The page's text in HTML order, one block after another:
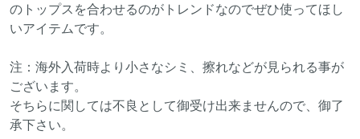
のトップスを合わせるのがトレンドなのでぜひ使ってほし
いアイテムです。
注：海外入荷時より小さなシミ、擦れなどが見られる事が
ございます。
そちらに関しては不良として御受け出来ませんので、御了
承下さい。